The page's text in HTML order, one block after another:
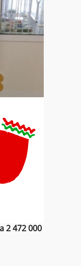
на
2 472 000